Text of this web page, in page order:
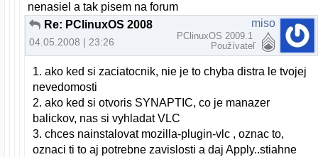
nenasiel a tak pisem na forum
Re: PClinuxOS 2008
04.05.2008 | 23:26
miso
PClinuxOS 2009.1
Používateľ
1. ako ked si zaciatocnik, nie je to chyba distra le tvojej
nevedomosti
2. ako ked si otvoris SYNAPTIC, co je manazer
balickov, nas si vyhladat VLC
3. chces nainstalovat mozilla-plugin-vlc , oznac to,
oznaci ti to aj potrebne zavislosti a daj Apply..stiahne